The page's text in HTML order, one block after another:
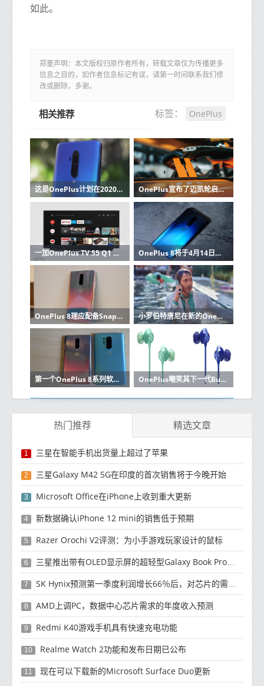
如此。
郑重声明：本文版权归原作者所有，转载文章仅为传播更多
信息之目的，如作者信息标记有误，请第一时间联系我们修
改或删除，多谢。
标签： OnePlus
相关推荐
这是OnePlus计划在2020年改善其手机摄像头的方式 OnePlus宣布了迈凯轮启发的Concept One设备
一加OnePlus TV 55 Q1 Pro长期审查 OnePlus 8将于4月14日发布
OnePlus 8理应配备Snapdragon 765处理器并且价格较低 小罗伯特唐尼在新的OnePlus 8 Pro促销视频中担任主角
第一个OnePlus 8系列软件更新带来了不少更改 OnePlus嘲笑其下一代Bullets Wireless耳机的设计
热门推荐 精选文章
1 三星在智能手机出货量上超过了苹果
2 三星Galaxy M42 5G在印度的首次销售将于今晚开始
3 Microsoft Office在iPhone上收到重大更新
4 新数据确认iPhone 12 mini的销售低于预期
5 Razer Orochi V2评测：为小手游戏玩家设计的鼠标
6 三星推出带有OLED显示屏的超轻型Galaxy Book Pro和Galaxy Book Pro 360笔记本电脑
7 SK Hynix预测第一季度利润增长66％后，对芯片的需求将增强
8 AMD上调PC，数据中心芯片需求的年度收入预测
9 Redmi K40游戏手机具有快速充电功能
10 Realme Watch 2功能和发布日期已公布
11 现在可以下载新的Microsoft Surface Duo更新